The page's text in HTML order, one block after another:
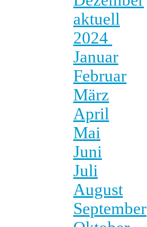
aktuell
2024
Januar
Februar
März
April
Mai
Juni
Juli
August
September